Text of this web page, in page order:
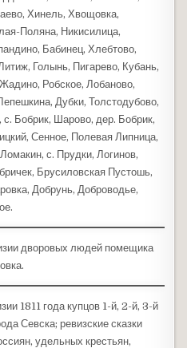
Хинель, Хвощовка,
Поляна, Никисилица,
Бабинец, Хлебтово,
Голынь, Пигарево, Кубань,
Робское, Лобаново,
Дубки, Толстодубово,
с. Бобрик, Шарово, дер. Бобрик,
Сенное, Полевая Липница,
с. Прудки, Логинов,
Брусиловская Пустошь,
Добрунь, Доброводье,
дворовых людей помещика
1811 года купцов 1-й, 2-й, 3-й
Севска; ревизские сказки
удельных крестьян,